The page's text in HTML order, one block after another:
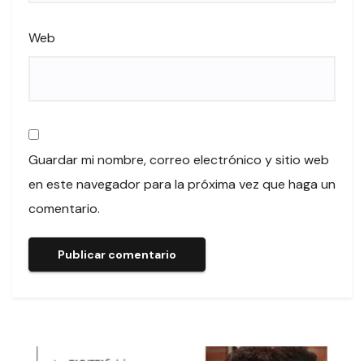
Web
Guardar mi nombre, correo electrónico y sitio web
en este navegador para la próxima vez que haga un
comentario.